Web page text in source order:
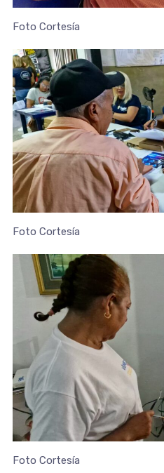
Foto Cortesía
Foto Cortesía
Foto Cortesía